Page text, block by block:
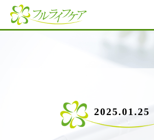
2025.01.25